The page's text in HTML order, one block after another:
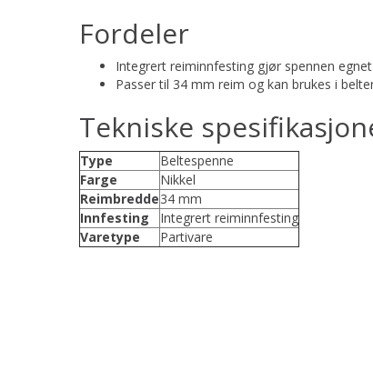
Fordeler
Integrert reiminnfesting gjør spennen
Passer til 34 mm reim og kan brukes i
Tekniske
Type
Beltespenne
Farge
Nikkel
Reimbredde34 mm
Innfesting
Integrert reiminnfesting
Varetype
Partivare